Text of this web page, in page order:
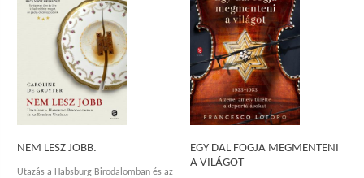
NEM LESZ JOBB.
Utazás a Habsburg Birodalomban és az
EGY DAL FOGJA MEGMENTENI
A VILÁGOT